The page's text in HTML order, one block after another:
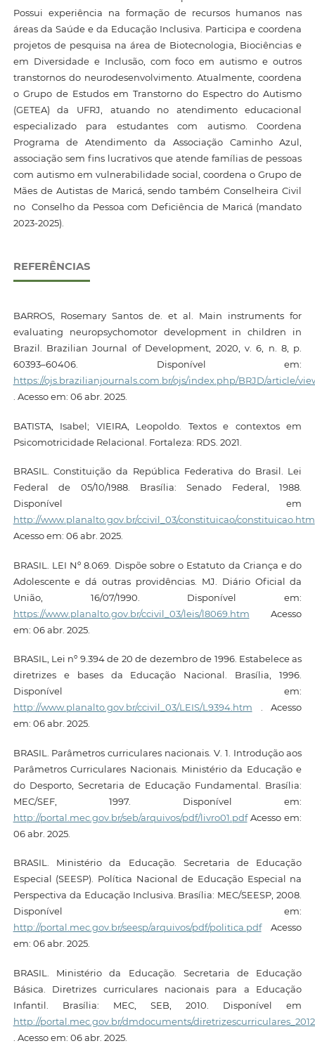
Possui experiência na formação de recursos humanos nas
áreas da Saúde e da Educação Inclusiva. Participa e coordena
projetos de pesquisa na área de Biotecnologia, Biociências e
em Diversidade e Inclusão, com foco em autismo e outros
transtornos do neurodesenvolvimento. Atualmente, coordena
o Grupo de Estudos em Transtorno do Espectro do Autismo
(GETEA) da UFRJ, atuando no atendimento educacional
especializado para estudantes com autismo. Coordena
Programa de Atendimento da Associação Caminho Azul,
associação sem fins lucrativos que atende famílias de pessoas
com autismo em vulnerabilidade social, coordena o Grupo de
Mães de Autistas de Maricá, sendo também Conselheira Civil
no Conselho da Pessoa com Deficiência de Maricá (mandato
2023-2025).
REFERÊNCIAS
BARROS, Rosemary Santos de. et al. Main instruments for
evaluating neuropsychomotor development in children in
Brazil. Brazilian Journal of Development, 2020, v. 6, n. 8, p.
60393–60406. Disponível em:
https://ojs.brazilianjournals.com.br/ojs/index.php/BRJD/article/
. Acesso em: 06 abr. 2025.
BATISTA, Isabel; VIEIRA, Leopoldo. Textos e contextos em
Psicomotricidade Relacional. Fortaleza: RDS. 2021.
BRASIL. Constituição da República Federativa do Brasil. Lei
Federal de 05/10/1988. Brasília: Senado Federal, 1988.
Disponível em
http://www.planalto.gov.br/ccivil_03/constituicao/constituicao.htm
Acesso em: 06 abr. 2025.
BRASIL. LEI Nº 8.069. Dispõe sobre o Estatuto da Criança e do
Adolescente e dá outras providências. MJ. Diário Oficial da
União, 16/07/1990. Disponível em:
https://www.planalto.gov.br/ccivil_03/leis/l8069.htm Acesso
em: 06 abr. 2025.
BRASIL, Lei nº 9.394 de 20 de dezembro de 1996. Estabelece as
diretrizes e bases da Educação Nacional. Brasília, 1996.
Disponível em:
http://www.planalto.gov.br/ccivil_03/LEIS/L9394.htm . Acesso
em: 06 abr. 2025.
BRASIL. Parâmetros curriculares nacionais. V. 1. Introdução aos
Parâmetros Curriculares Nacionais. Ministério da Educação e
do Desporto, Secretaria de Educação Fundamental. Brasília:
MEC/SEF, 1997. Disponível em:
http://portal.mec.gov.br/seb/arquivos/pdf/livro01.pdfAcesso em:
06 abr. 2025.
BRASIL. Ministério da Educação. Secretaria de Educação
Especial (SEESP). Política Nacional de Educação Especial na
Perspectiva da Educação Inclusiva. Brasília: MEC/SEESP, 2008.
Disponível em:
http://portal.mec.gov.br/seesp/arquivos/pdf/politica.pdfAcesso
em: 06 abr. 2025.
BRASIL. Ministério da Educação. Secretaria de Educação
Básica. Diretrizes curriculares nacionais para a Educação
Infantil. Brasília: MEC, SEB, 2010. Disponível em
http://portal.mec.gov.br/dmdocuments/
. Acesso em: 06 abr. 2025.